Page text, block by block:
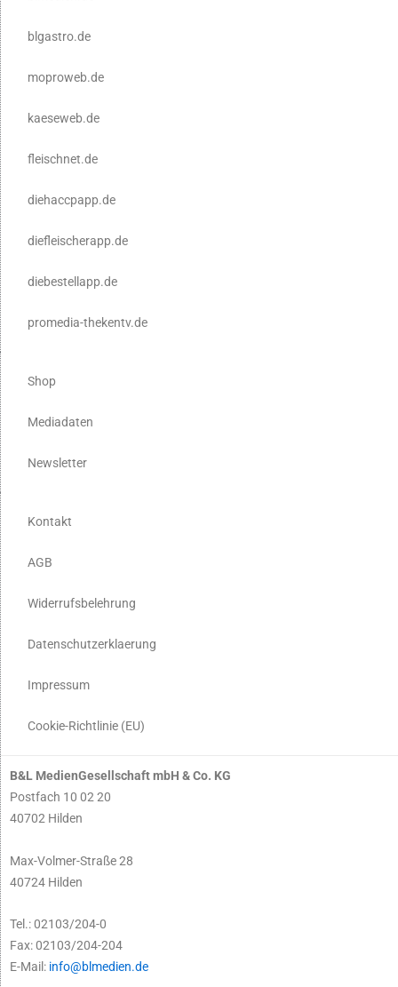
blgastro.de
moproweb.de
kaeseweb.de
fleischnet.de
diehaccpapp.de
diefleischerapp.de
diebestellapp.de
promedia-thekentv.de
Shop
Mediadaten
Newsletter
Kontakt
AGB
Widerrufsbelehrung
Datenschutzerklaerung
Impressum
Cookie-Richtlinie (EU)
B&L MedienGesellschaft mbH & Co. KG
Postfach 10 02 20
40702 Hilden
Max-Volmer-Straße 28
40724 Hilden
Tel.: 02103/204-0
Fax: 02103/204-204
E-Mail: info@blmedien.de